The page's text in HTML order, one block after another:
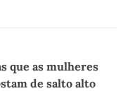
que as mulheres
de salto alto